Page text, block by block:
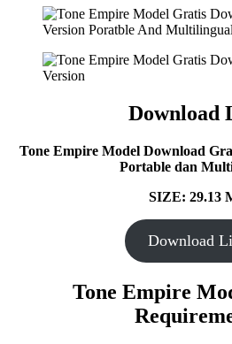
Download
Tone Empire Model Download
Portable dan
SIZE: 29.13
Download
Tone Empire